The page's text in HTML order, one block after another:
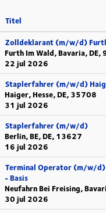
Titel
Zolldeklarant (m/w/d)
Furth Im Wald, Bavaria,
22 jul 2026
Staplerfahrer (m/w/d)
Haiger, Hesse, DE, 35708
31 jul 2026
Staplerfahrer (m/w/d)
Berlin, BE, DE, 13627
16 jul 2026
Terminal Operator (m/w/
- Basis
Neufahrn Bei Freising,
30 jul 2026